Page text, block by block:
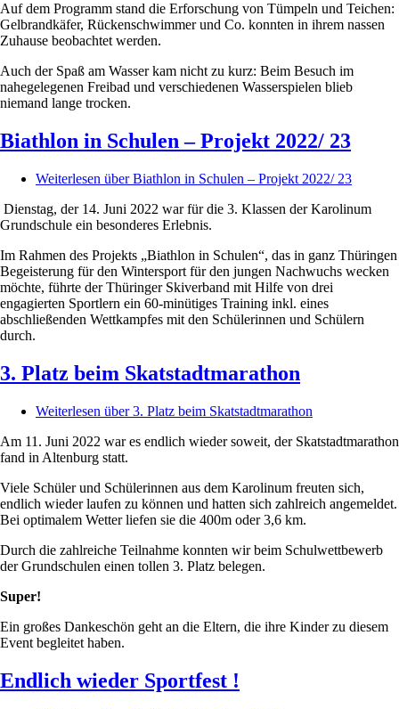
Auf dem Programm stand die Erforschung von Tümpeln und Teichen:
Gelbrandkäfer, Rückenschwimmer und Co. konnten in ihrem nassen
Zuhause beobachtet werden.
Auch der Spaß am Wasser kam nicht zu kurz: Beim Besuch im
nahegelegenen Freibad und verschiedenen Wasserspielen blieb
niemand lange trocken.
Biathlon in Schulen – Projekt 2022/ 23
Weiterlesen über Biathlon in Schulen – Projekt 2022/ 23
Dienstag, der 14. Juni 2022 war für die 3. Klassen der Karolinum
Grundschule ein besonderes Erlebnis.
Im Rahmen des Projekts „Biathlon in Schulen“, das in ganz Thüringen
Begeisterung für den Wintersport für den jungen Nachwuchs wecken
möchte, führte der Thüringer Skiverband mit Hilfe von drei
engagierten Sportlern ein 60-minütiges Training inkl. eines
abschließenden Wettkampfes mit den Schülerinnen und Schülern
durch.
3. Platz beim Skatstadtmarathon
Weiterlesen über 3. Platz beim Skatstadtmarathon
Am 11. Juni 2022 war es endlich wieder soweit, der Skatstadtmarathon
fand in Altenburg statt.
Viele Schüler und Schülerinnen aus dem Karolinum freuten sich,
endlich wieder laufen zu können und hatten sich zahlreich angemeldet.
Bei optimalem Wetter liefen sie die 400m oder 3,6 km.
Durch die zahlreiche Teilnahme konnten wir beim Schulwettbewerb
der Grundschulen einen tollen 3. Platz belegen.
Super!
Ein großes Dankeschön geht an die Eltern, die ihre Kinder zu diesem
Event begleitet haben.
Endlich wieder Sportfest !